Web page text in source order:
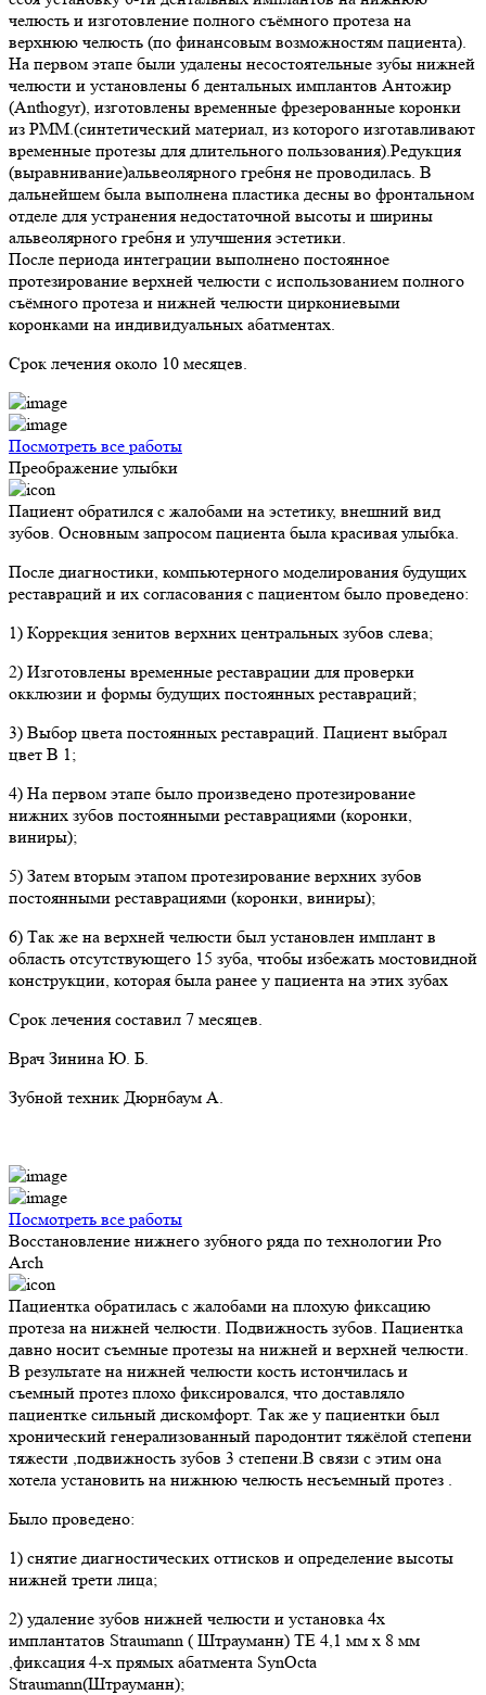
челюсть и изготовление полного съёмного протеза на
верхнюю челюсть (по финансовым возможностям пациента).
На первом этапе были удалены несостоятельные зубы нижней
челюсти и установлены 6 дентальных имплантов Антожир
(Anthogyr), изготовлены временные фрезерованные коронки
из PMM.(синтетический материал, из которого изготавливают
временные протезы для длительного пользования).Редукция
(выравнивание)альвеолярного гребня не проводилась. В
дальнейшем была выполнена пластика десны во фронтальном
отделе для устранения недостаточной высоты и ширины
альвеолярного гребня и улучшения эстетики.
После периода интеграции выполнено постоянное
протезирование верхней челюсти с использованием полного
съёмного протеза и нижней челюсти циркониевыми
коронками на индивидуальных абатментах.
Срок лечения около 10 месяцев.
Посмотреть все работы
Преображение улыбки
Пациент обратился с жалобами на эстетику, внешний вид
зубов. Основным запросом пациента была красивая улыбка.
После диагностики, компьютерного моделирования будущих
реставраций и их согласования с пациентом было проведено:
1) Коррекция зенитов верхних центральных зубов слева;
2) Изготовлены временные реставрации для проверки
окклюзии и формы будущих постоянных реставраций;
3) Выбор цвета постоянных реставраций. Пациент выбрал
цвет В 1;
4) На первом этапе было произведено протезирование
нижних зубов постоянными реставрациями (коронки,
виниры);
5) Затем вторым этапом протезирование верхних зубов
постоянными реставрациями (коронки, виниры);
6) Так же на верхней челюсти был установлен имплант в
область отсутствующего 15 зуба, чтобы избежать мостовидной
конструкции, которая была ранее у пациента на этих зубах
Срок лечения составил 7 месяцев.
Врач Зинина Ю. Б.
Зубной техник Дюрнбаум А.
Посмотреть все работы
Восстановление нижнего зубного ряда по технологии Pro
Arch
Пациентка обратилась с жалобами на плохую фиксацию
протеза на нижней челюсти. Подвижность зубов. Пациентка
давно носит съемные протезы на нижней и верхней челюсти.
В результате на нижней челюсти кость истончилась и
съемный протез плохо фиксировался, что доставляло
пациентке сильный дискомфорт. Так же у пациентки был
хронический генерализованный пародонтит тяжёлой степени
тяжести ,подвижность зубов 3 степени.В связи с этим она
хотела установить на нижнюю челюсть несъемный протез .
Было проведено:
1) снятие диагностических оттисков и определение высоты
нижней трети лица;
2) удаление зубов нижней челюсти и установка 4х
имплантатов Straumann ( Штрауманн) TE 4,1 мм х 8 мм
,фиксация 4-х прямых абатмента SynOcta
Straumann(Штрауманн);